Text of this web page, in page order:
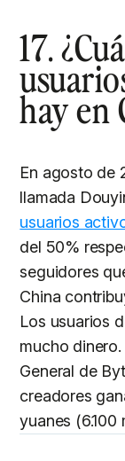
17.
hay en
En agosto de
llamada
usuarios
del 50%
seguidores
China
Los usuarios
mucho
General de
creadores
yuanes (6.100